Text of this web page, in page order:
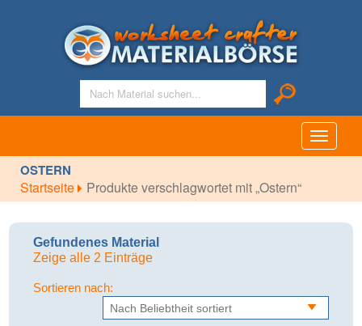
Toggle
OSTERN
Startseite Produkte verschlagwortet mit „Ostern“
Gefundenes Material
Zeige alle 2 Einträge
Sortieren nach: